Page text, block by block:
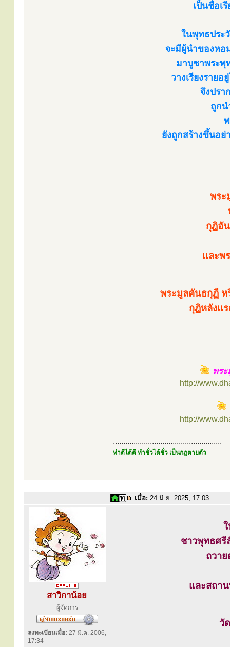
เป็นชื่อเ
ในพุทธประ
จะมีผู้นำของหอ
มาบูชาพระพุ
วางเรียงราย
จึงปรา
ถูกน
ยังถูกสร้างขึ้นอย่
พระ
กุฏิอั
และพ
พระมูลคันธกุฏี ห
กุฏิหลังแ
พร
http://
http://
.....................................................
ทำดีได้ดี ทำชั่วได้ชั่ว เป็นกฎตายตัว
เมื่อ: 24 มิ.ย. 2025, 17:03
สาวิกาน้อย
ผู้จัดการ
ลงทะเบียนเมื่อ: 27 มี.ค. 2006,
17:34
ชาวพุทธศรี
ถวา
และสถา
วั